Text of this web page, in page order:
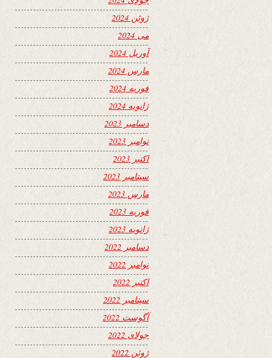
ژوئن 2024
می 2024
آوریل 2024
مارس 2024
فوریه 2024
ژانویه 2024
دسامبر 2023
نوامبر 2023
اکتبر 2023
سپتامبر 2023
مارس 2023
فوریه 2023
ژانویه 2023
دسامبر 2022
نوامبر 2022
اکتبر 2022
سپتامبر 2022
آگوست 2022
جولای 2022
ژوئن 2022